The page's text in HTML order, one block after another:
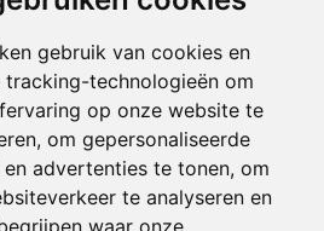
gebruik van cookies en
tracking-technologieën om
op onze website te
om gepersonaliseerde
en advertenties te tonen, om
te analyseren en
waar onze
- 12.30 en 13.30 - 17.00
Zaterdag
gesloten
Zondag gesloten